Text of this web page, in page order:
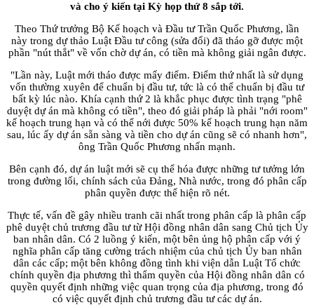
và cho ý kiến tại Kỳ họp thứ 8 sắp tới.
Theo Thứ trưởng Bộ Kế hoạch và Đầu tư Trần Quốc Phương, lần
này trong dự thảo Luật Đầu tư công (sửa đổi) đã tháo gỡ được một
phần "nút thắt" về vốn chờ dự án, có tiền mà không giải ngân được.
"Lần này, Luật mới tháo được mấy điểm. Điểm thứ nhất là sử dụng
vốn thường xuyên để chuẩn bị đầu tư, tức là có thể chuẩn bị đầu tư
bất kỳ lúc nào. Khía cạnh thứ 2 là khắc phục được tình trạng "phê
duyệt dự án mà không có tiền", theo đó giải pháp là phải "nới room"
kế hoạch trung hạn và có thể nới được 50% kế hoạch trung hạn năm
sau, lúc ấy dự án sẵn sàng và tiền cho dự án cũng sẽ có nhanh hơn",
ông Trần Quốc Phương nhấn mạnh.
Bên cạnh đó, dự án luật mới sẽ cụ thể hóa được những tư tưởng lớn
trong đường lối, chính sách của Đảng, Nhà nước, trong đó phân cấp
phân quyền được thể hiện rõ nét.
Thực tế, vấn đề gây nhiều tranh cãi nhất trong phân cấp là phân cấp
phê duyệt chủ trương đầu tư từ Hội đồng nhân dân sang Chủ tịch Ủy
ban nhân dân. Có 2 luồng ý kiến, một bên ủng hộ phân cấp với ý
nghĩa phân cấp tăng cường trách nhiệm của chủ tịch Ủy ban nhân
dân các cấp; một bên không đồng tình khi viện dẫn Luật Tổ chức
chính quyền địa phương thì thẩm quyền của Hội đồng nhân dân có
quyền quyết định những việc quan trọng của địa phương, trong đó
có việc quyết định chủ trương đầu tư các dự án.